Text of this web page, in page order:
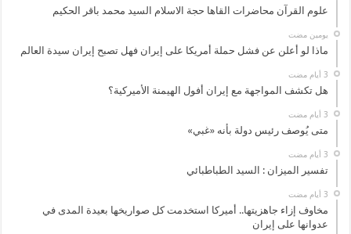
علوم القرآن محاضرات القاها حجة الاسلام السيد محمد باقر الحكيم
‏يومين مضت
ماذا لو أعلن عن فشل حملة أمريكا على إيران فهل تصبح إيران سيدة العالم
هل تكشف المواجهة مع إيران أفول الهيمنة الأميركية؟
متى يُوصف رئيس دولة بأنه «غبي»
تفسير الميزان : السيد الطباطبائي
مخاوف إزاء جاهزيتها.. أميركا استخدمت كل صواريخها بعيدة المدى في
عدوانها على إيران